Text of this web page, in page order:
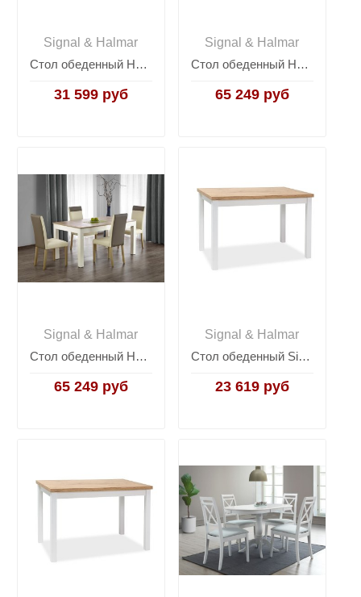
Signal & Halmar
Стол обеденный Halmar MAURYCY, раскладной (дуб сонома/белый)
31 599 руб
Signal & Halmar
Стол обеденный Halmar SEWERYN, раскладной (дуб сонома)
65 249 руб
Signal & Halmar
Стол обеденный Halmar SEWERYN, раскладной (дуб сонома/белый)
65 249 руб
Signal & Halmar
Стол обеденный Signal ADAM 100 (дуб ланселот/белый мат)
23 619 руб